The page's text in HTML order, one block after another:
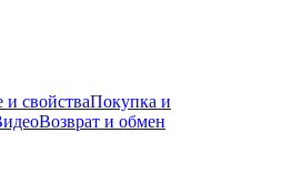
свойстваПокупка и
Возврат и обмен